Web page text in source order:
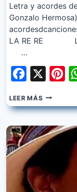
Letra y acordes
Gonzalo
LA RE RE
…
X
LEER MÁSKJARKAS
–